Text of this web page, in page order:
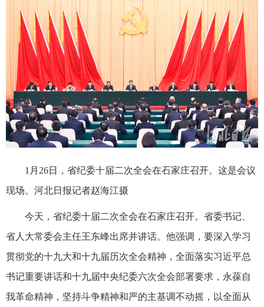
1月26日，省纪委十届二次全会在石家庄召开。这是会议
现场。河北日报记者赵海江摄
今天，省纪委十届二次全会在石家庄召开。省委书记、
省人大常委会主任王东峰出席并讲话。他强调，要深入学习
贯彻党的十九大和十九届历次全会精神，全面落实习近平总
书记重要讲话和十九届中央纪委六次全会部署要求，永葆自
我革命精神，坚持斗争精神和严的主基调不动摇，以全面从